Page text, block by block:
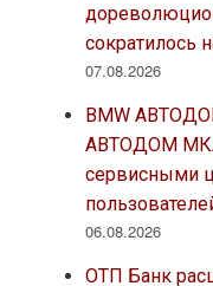
сократилось
07.08.2026
BMW
АВТОДОМ
сервисными
06.08.2026
ОТП Банк